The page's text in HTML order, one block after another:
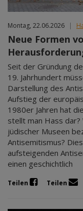
Montag, 22.06.2026 |
Neue Formen
Seit der Gründung
19. Jahrhundert
Darstellung des
Aufstieg der
1980er Jahren hat
stellt man Hass
jüdischer Museen
Antisemitismus?
aufsteigenden
einen geschichtlich
Teilen Teilen